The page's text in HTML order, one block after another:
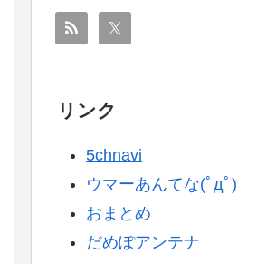
リンク
5chnavi
ウマーあんてな(ﾟдﾟ)
おまとめ
だめぽアンテナ